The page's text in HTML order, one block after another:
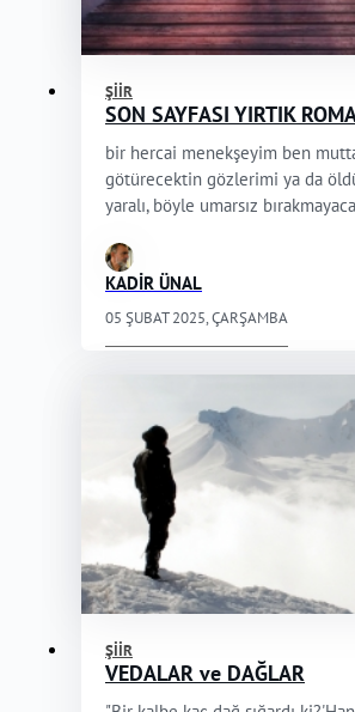
ŞIIR
SON SAYFASI YIRTIK
bir hercai menekşeyim ben
götürecektin gözlerimi ya da
yaralı, böyle umarsız
KADİR ÜNAL
05 ŞUBAT 2025, ÇARŞAMBA
ŞIIR
VEDALAR ve DAĞLAR